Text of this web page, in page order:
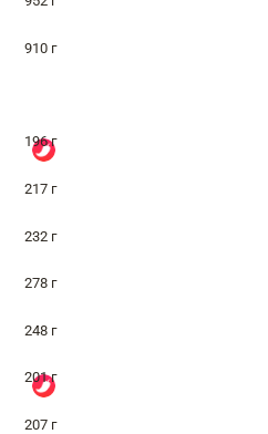
910 г
196 г
217 г
232 г
278 г
248 г
201 г
207 г